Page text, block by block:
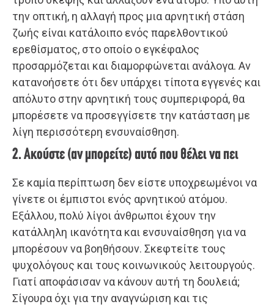
την οπτική, η αλλαγή προς μια αρνητική στάση
ζωής είναι κατάλοιπο ενός παρελθοντικού
ερεθίσματος, στο οποίο ο εγκέφαλος
προσαρμόζεται και διαμορφώνεται ανάλογα. Αν
κατανοήσετε ότι δεν υπάρχει τίποτα εγγενές και
απόλυτο στην αρνητική τους συμπεριφορά, θα
μπορέσετε να προσεγγίσετε την κατάσταση με
λίγη περισσότερη ενσυναίσθηση.
2. Ακούστε (αν μπορείτε) αυτό που θέλει να πει
Σε καμία περίπτωση δεν είστε υποχρεωμένοι να
γίνετε οι έμπιστοι ενός αρνητικού ατόμου.
Εξάλλου, πολύ λίγοι άνθρωποι έχουν την
κατάλληλη ικανότητα και ενσυναίσθηση για να
μπορέσουν να βοηθήσουν. Σκεφτείτε τους
ψυχολόγους και τους κοινωνικούς λειτουργούς.
Γιατί αποφάσισαν να κάνουν αυτή τη δουλειά;
Σίγουρα όχι για την αναγνώριση και τις